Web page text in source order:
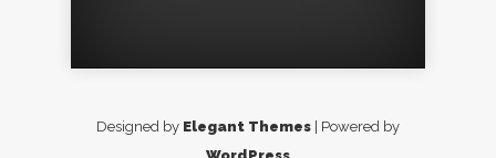
Designed by Elegant Themes | Powered by